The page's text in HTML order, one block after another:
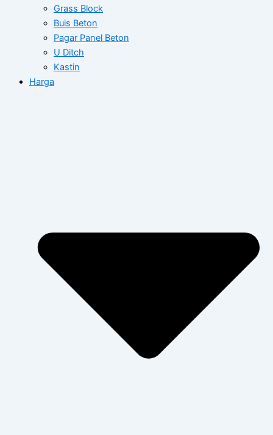
Grass Block
Buis Beton
Pagar Panel Beton
U Ditch
Kastin
Harga